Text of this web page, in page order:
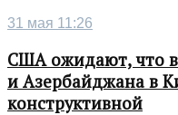
31 мая 11:26
США ожидают, что
и Азербайджана в
конструктивной